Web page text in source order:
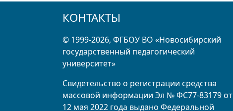
КОНТАКТЫ
© 1999-2026, ФГБОУ ВО «Новосибирский
государственный педагогический
университет»
Свидетельство о регистрации средства
массовой информации Эл № ФС77-83179 от
12 мая 2022 года выдано Федеральной